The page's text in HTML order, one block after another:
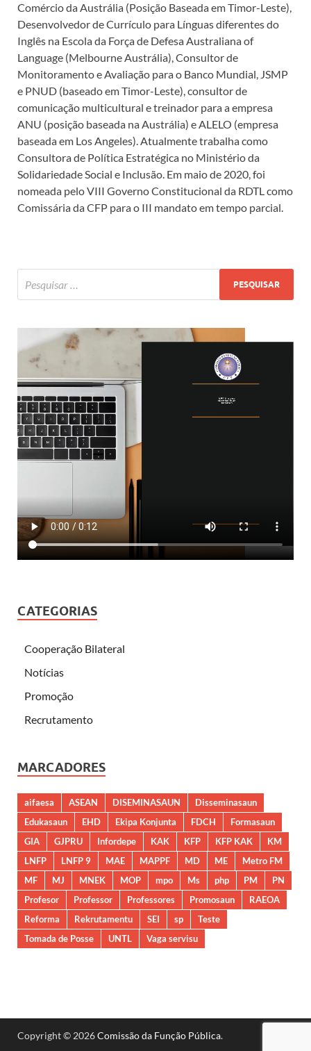
Comércio da Austrália (Posição Baseada em Timor-Leste),
Desenvolvedor de Currículo para Línguas diferentes do
Inglês na Escola da Força de Defesa Australiana of
Language (Melbourne Austrália), Consultor de
Monitoramento e Avaliação para o Banco Mundial, JSMP
e PNUD (baseado em Timor-Leste), consultor de
comunicação multicultural e treinador para a empresa
ANU (posição baseada na Austrália) e ALELO (empresa
baseada em Los Angeles). Atualmente trabalha como
Consultora de Política Estratégica no Ministério da
Solidariedade Social e Inclusão. Em maio de 2020, foi
nomeada pelo VIII Governo Constitucional da RDTL como
Comissária da CFP para o III mandato em tempo parcial.
CATEGORIAS
Cooperação Bilateral
Notícias
Promoção
Recrutamento
MARCADORES
aifaesa ASEAN DISEMINASAUN
Disseminasaun
Edukasaun
EHD Ekipa Konjunta FDCH
Formasaun
GIA
GJPRU Infordepe KAK KFP KFP KAK
KM
LNFP
LNFP 9 MAE MAPPF MD ME
Metro FM
MF
MJ MNEK MOP mpo Ms php PM
PN
Profesor
Professor Professores Promosaun
RAEOA
Reforma
Rekrutamentu SEI sp
Teste
Tomada de Posse
UNTL Vaga servisu
Copyright © 2026Comissão da Função Pública.